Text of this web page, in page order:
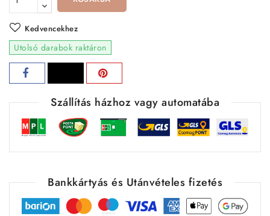
Kedvencekhez
Utolsó darabok raktáron
Szállítás házhoz vagy automatába
Bankkártyás és Utánvételes fizetés